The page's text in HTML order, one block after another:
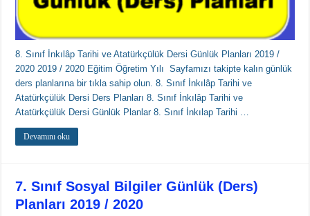
8. Sınıf İnkılâp Tarihi ve Atatürkçülük Dersi Günlük Planları 2019 /
2020 2019 / 2020 Eğitim Öğretim Yılı Sayfamızı takipte kalın günlük
ders planlarına bir tıkla sahip olun. 8. Sınıf İnkılâp Tarihi ve
Atatürkçülük Dersi Ders Planları 8. Sınıf İnkılâp Tarihi ve
Atatürkçülük Dersi Günlük Planlar 8. Sınıf İnkılap Tarihi …
Devamını oku
7. Sınıf Sosyal Bilgiler Günlük (Ders)
Planları 2019 / 2020